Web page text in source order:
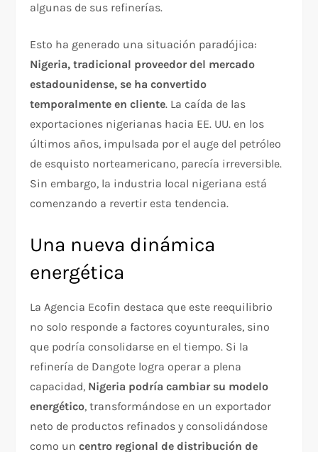
algunas de sus refinerías.
Esto ha generado una situación paradójica:
Nigeria, tradicional proveedor del mercado
estadounidense, se ha convertido
temporalmente en cliente. La caída de las
exportaciones nigerianas hacia EE. UU. en los
últimos años, impulsada por el auge del petróleo
de esquisto norteamericano, parecía irreversible.
Sin embargo, la industria local nigeriana está
comenzando a revertir esta tendencia.
Una nueva dinámica
energética
La Agencia Ecofin destaca que este reequilibrio
no solo responde a factores coyunturales, sino
que podría consolidarse en el tiempo. Si la
refinería de Dangote logra operar a plena
capacidad, Nigeria podría cambiar su modelo
energético, transformándose en un exportador
neto de productos refinados y consolidándose
como uncentro regional de distribución de